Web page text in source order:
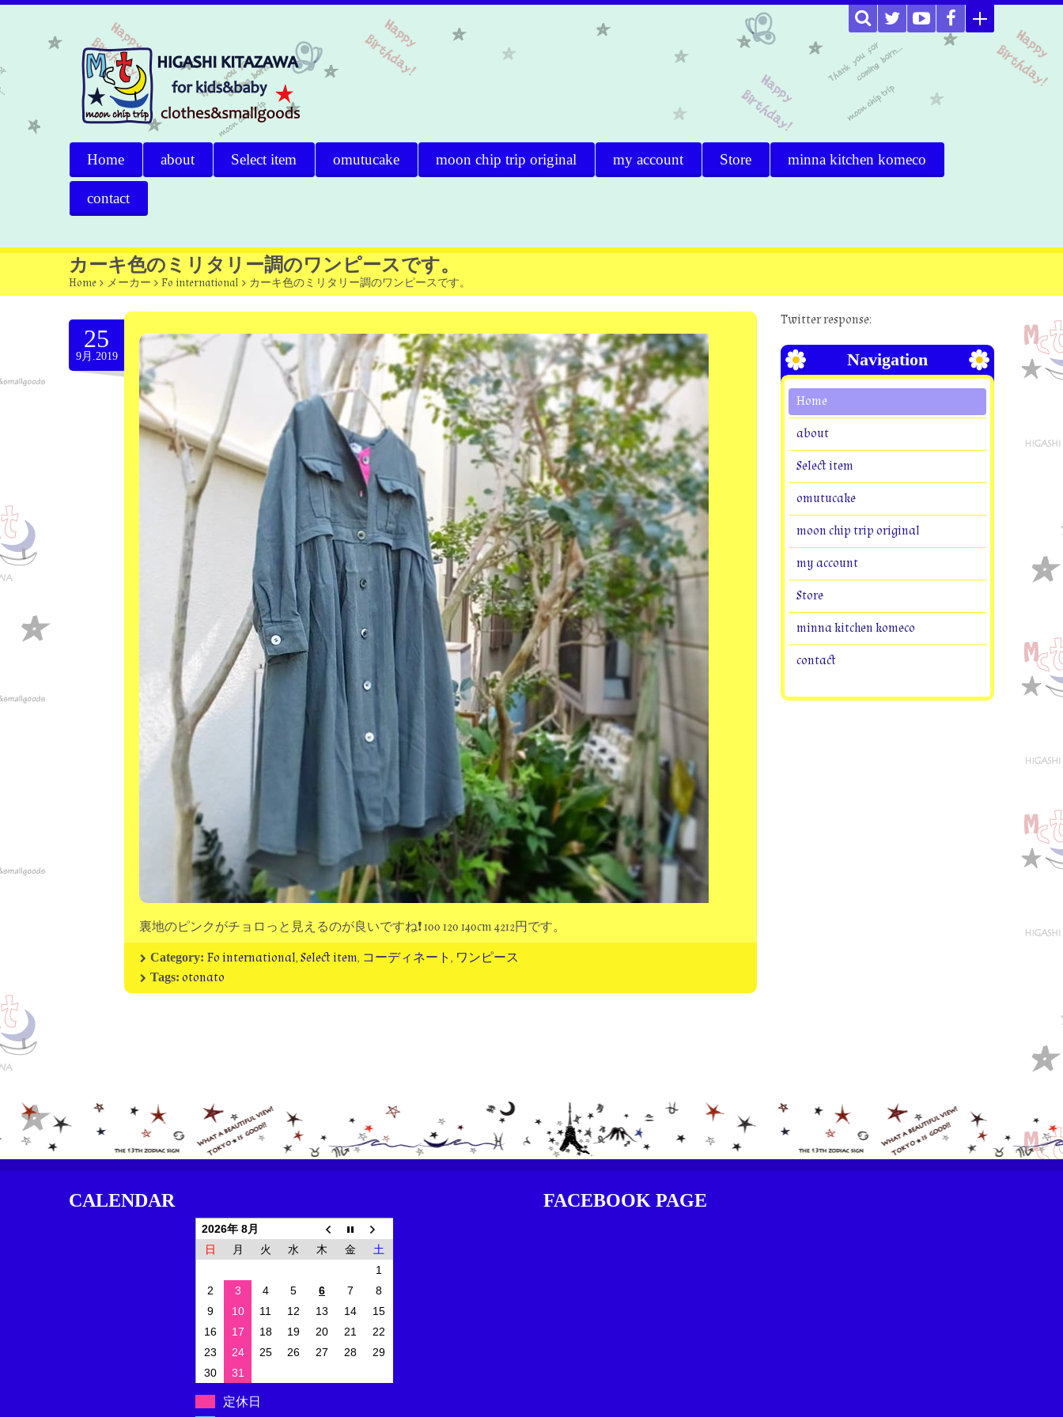
Home about Select item omutucake moon chip trip original my account Store minna kitchen komeco
contact
カーキ色のミリタリー調のワンピースです。
Home > メーカー > Fo international > カーキ色のミリタリー調のワンピースです。
25
9月.2019
裏地のピンクがチョロっと見えるのが良いですね❗ 100 120 140cm 4212円です。
Category: Fo international,Select item, コーディネート, ワンピース
Tags: otonato
Twitter response:
Navigation
Home
about
Select item
omutucake
moon chip trip original
my account
Store
minna kitchen komeco
contact
CALENDAR
2026年 8月
日
月 火 水 木 金
土
1
2
3 4 5 6 7
8
9
10 11 12 13 14
15
16
17 18 19 20 21
22
23
24 25 26 27 28
29
30
31
定休日
FACEBOOK PAGE